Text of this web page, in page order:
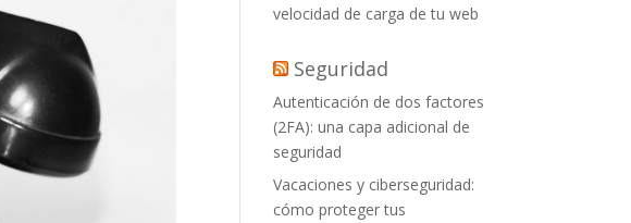
velocidad de carga de tu web
Seguridad
Autenticación de dos factores
(2FA): una capa adicional de
seguridad
Vacaciones y ciberseguridad:
cómo proteger tus